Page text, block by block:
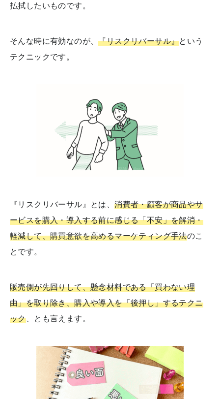
払拭したいものです。
そんな時に有効なのが、『リスクリバーサル』という
テクニックです。
『リスクリバーサル』とは、消費者・顧客が商品やサ
ービスを購入・導入する前に感じる「不安」を解消・
軽減して、購買意欲を高めるマーケティング手法のこ
とです。
販売側が先回りして、懸念材料である「買わない理
由」を取り除き、購入や導入を「後押し」するテクニ
ック、とも言えます。